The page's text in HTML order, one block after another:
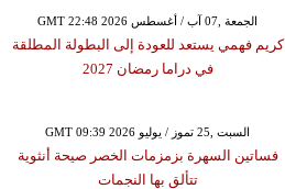
GMT 22:48 2026 الجمعة ,07 آب / أغسطس
كريم فهمي يستعد للعودة إلى البطولة المطلقة
في دراما رمضان 2027
GMT 09:39 2026 السبت ,25 تموز / يوليو
فساتين السهرة بزمزمات الخصر صيحة أنثوية
تتألق بها النجمات